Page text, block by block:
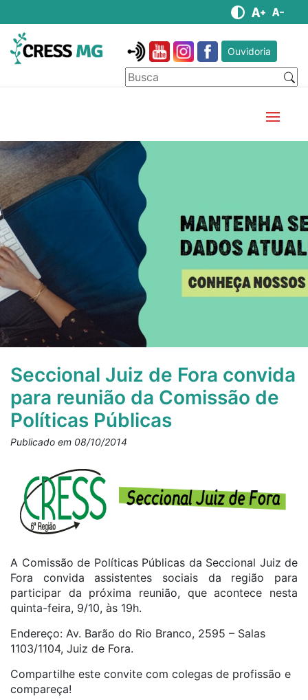
Ouvidoria
Seccional Juiz de Fora convida
para reunião da Comissão de
Políticas Públicas
Publicado em 08/10/2014
A Comissão de Políticas Públicas da Seccional Juiz de
Fora convida assistentes sociais da região para
participar da próxima reunião, que acontece nesta
quinta-feira, 9/10, às 19h.
Endereço: Av. Barão do Rio Branco, 2595 – Salas
1103/1104, Juiz de Fora.
Compartilhe este convite com colegas de profissão e
compareça!